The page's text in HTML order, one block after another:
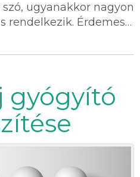
ugyanakkor nagyon
rendelkezik. Érdemes…
gyógyító